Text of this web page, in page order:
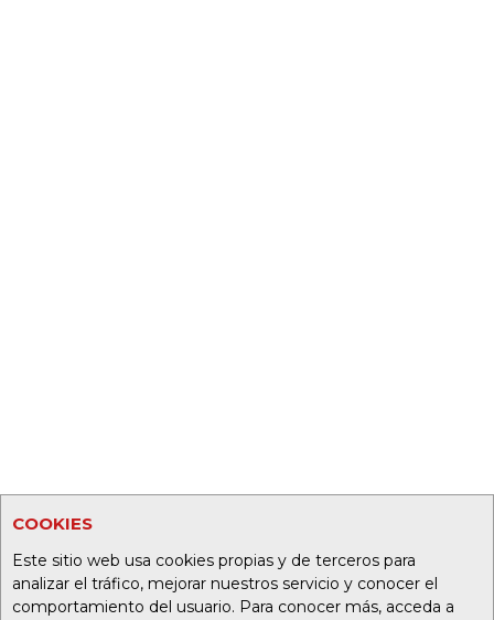
COOKIES
Este sitio web usa cookies propias y de terceros para
analizar el tráfico, mejorar nuestros servicio y conocer el
comportamiento del usuario. Para conocer más, acceda a